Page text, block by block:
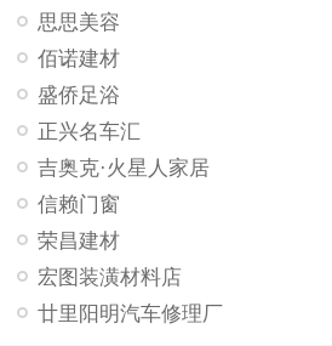
思思美容
佰诺建材
盛侨足浴
正兴名车汇
吉奥克·火星人家居
信赖门窗
荣昌建材
宏图装潢材料店
廿里阳明汽车修理厂